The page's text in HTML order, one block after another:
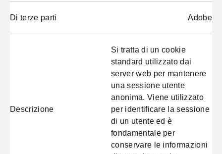
Di terze parti Adobe
Descrizione
Si tratta di un cookie
standard utilizzato dai
server web per mantenere
una sessione utente
anonima. Viene utilizzato
per identificare la sessione
di un utente ed è
fondamentale per
conservare le informazioni